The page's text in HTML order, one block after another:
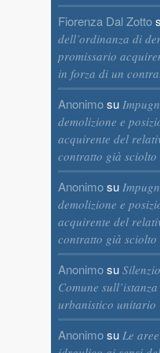
Fiorenza Dal Zotto
dell’ordinanza di
promissario
in forza di un
Anonimosu
demolizione e
acquirente del
contratto già sciolto
Anonimosu
demolizione e
acquirente del
contratto già sciolto
Anonimosu
Comune
urbanistico unitario
Anonimosu Le